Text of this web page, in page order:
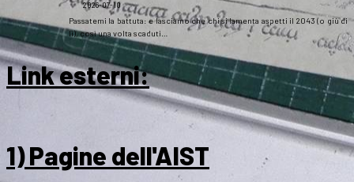
2026-07-10
Passatemi la battuta: e lasciamo che chi si lamenta aspetti il 2043 (o giù di
lì), così una volta scaduti…
Link esterni:
1) Pagine dell'AIST